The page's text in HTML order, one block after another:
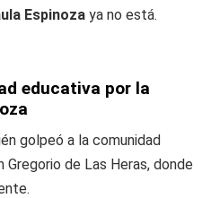
Espinoza ya no está.
educativa por la
golpeó a la comunidad
de Las Heras, donde